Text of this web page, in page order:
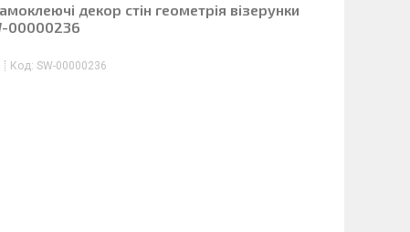
декор стін геометрія візерунки
00000236
Код: SW-00000236